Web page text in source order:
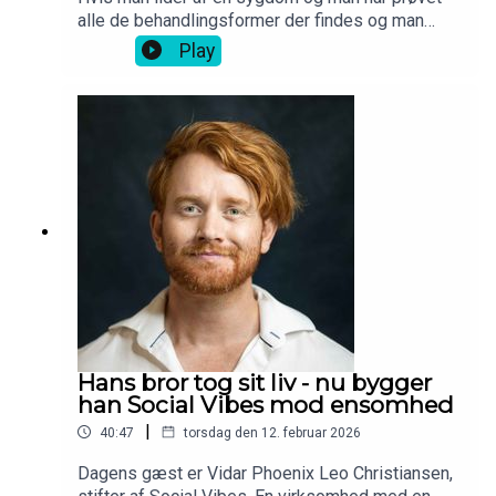
alle de behandlingsformer der findes og man
stadig ikke synes det har virket, så kan der være
behov for en ny. Hvis den skal være
Bøgh Erlang og læse ingeniør. For herigennem fik
hun viden til at undersøge, teste og siden udvikle
appen Reelieve for ptsd ramte, som hun pitchede
i løvens hule. Den fungerer som en digital
servicehund, der kan hjælpe både før, under og
efter et angstanfald.
Play
Hans bror tog sit liv - nu bygger
han Social Vibes mod ensomhed
40:47 | torsdag den 12. februar 2026
Dagens gæst er Vidar Phoenix Leo Christiansen,